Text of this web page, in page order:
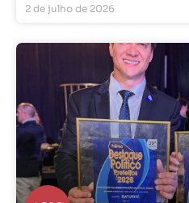
2 de julho de 2026